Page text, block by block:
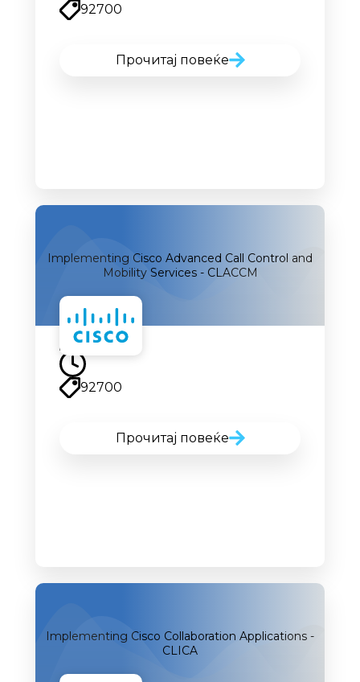
92700
Прочитај повеќе
Implementing Cisco Advanced Call Control and
Mobility Services - CLACCM
92700
Прочитај повеќе
Implementing Cisco Collaboration Applications -
CLICA